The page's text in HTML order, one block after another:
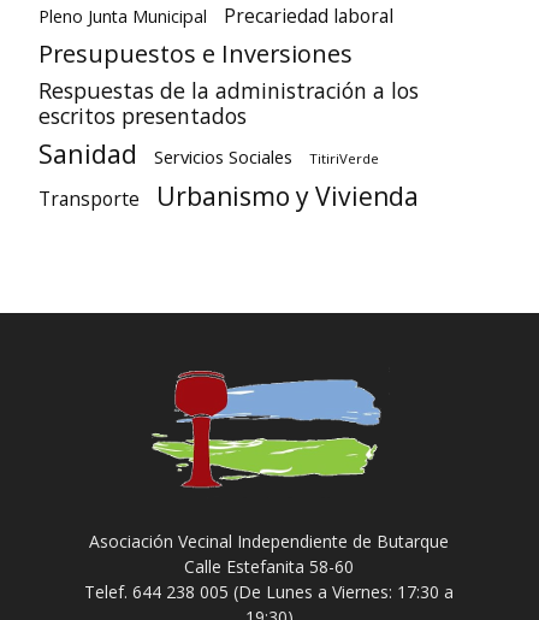
Pleno Junta Municipal Precariedad laboral
Presupuestos e Inversiones
Respuestas de la administración a los
escritos presentados
Sanidad Servicios Sociales TitiriVerde
Transporte Urbanismo y Vivienda
Asociación Vecinal Independiente de Butarque
Calle Estefanita 58-60
Telef. 644 238 005 (De Lunes a Viernes: 17:30 a